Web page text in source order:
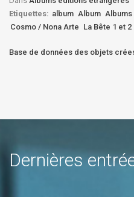
Etiquettes: album Album
Cosmo / Nona Arte La Bête 1 et
Base de données des objets
Dernières